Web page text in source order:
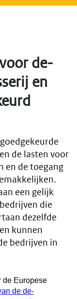
de-
en
de lasten voor
en de toegang
een gelijk
die
dezelfde
kunnen
bedrijven in
de Europese
de de-